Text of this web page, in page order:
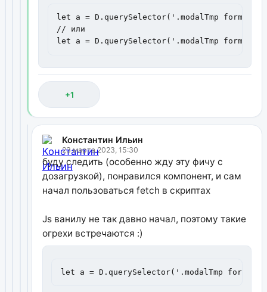
let a = D.querySelector('.modalTmp
// или
let a = D.querySelector('.modalTmp
+1
Константин Ильин
23 марта 2023, 15:30
буду следить (особенно жду эту фичу с
дозагрузкой), понравился компонент, и сам
начал пользоваться fetch в скриптах
Js ванилу не так давно начал, поэтому такие
огрехи встречаются :)
let a = D.querySelector('.modalTmp